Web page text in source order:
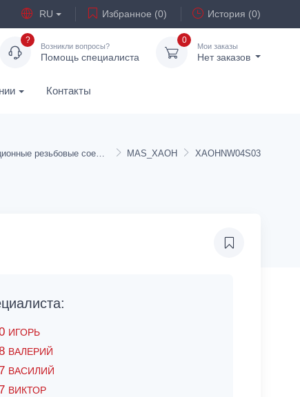
RU Избранное (0) История (0)
?
Возникли вопросы?
Помощь специалиста
0
Мои заказы
Нет заказов
Контакты
Редукционные резьбовые соединения MAS_XAOH XAOHNW04S03
ИГОРЬ
ВАЛЕРИЙ
ВАСИЛИЙ
ВИКТОР